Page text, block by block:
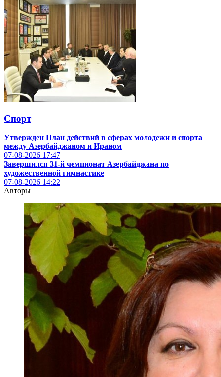
Спорт
Утвержден План действий в сферах молодежи и спорта
между Азербайджаном и Ираном
07-08-2026 17:47
Завершился 31-й чемпионат Азербайджана по
художественной гимнастике
07-08-2026 14:22
Авторы